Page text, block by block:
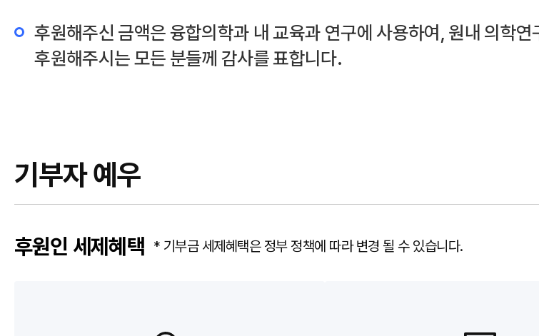
후원해주신 금액은 융합의학과 내 교육과 연구에 사용하여, 원내 의학
후원해주시는 모든 분들께 감사를 표합니다.
기부자 예우
후원인 세제혜택 * 기부금 세제혜택은 정부 정책에 따라 변경 될 수 있습니다.